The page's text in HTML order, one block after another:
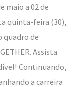
maio a 02 de
quinta-feira (30),
quadro de
Assista
Continuando,
a carreira